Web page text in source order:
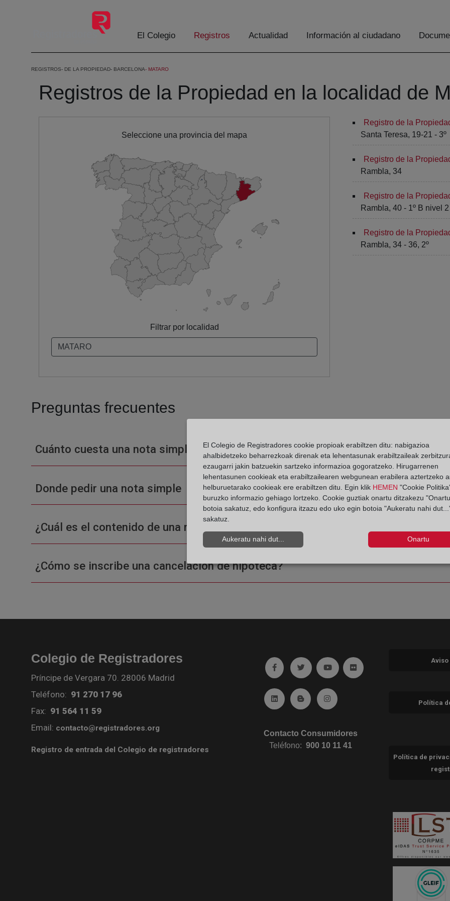
El Colegio Registros Actualidad Información al ciudadano
REGISTROS DE LA PROPIEDAD BARCELONA MATARO
Registros de la Propiedad en la localidad de
Seleccione una provincia del mapa
Filtrar por localidad
Registro de la
Santa Teresa, 19-21 - 3º
Registro de la
Rambla, 34
Registro de la
Rambla, 40 - 1º B nivel 2
Registro de la
Rambla, 34 - 36, 2º
Preguntas frecuentes
Cuánto cuesta una nota simple en un Registro de la Propiedad
Donde pedir una nota simple
¿Cuál es el contenido de una nota simple o una certificación?
¿Cómo se inscribe una cancelación de hipoteca?
Colegio de Registradores
Príncipe de Vergara 70. 28006 Madrid
Teléfono: 91 270 17 96
Fax: 91 564 11 59
Email: contacto@registradores.org
Registro de entrada del Colegio de registradores
Ir a facebook (abre en ventana nueva)
Ir a twitter (abre en ventana nueva)
Ir a YouTube (abre en ventana nueva)
Ir a Flickr (abre en ventana
Ir a Linkedin (abre en ventana nueva)
Ir al Blog (abre en ventana nueva)
Ir a Instagram (abre en ventana
Contacto Consumidores
Teléfono:900 10 11 41
Aviso
Política
Política de
El Colegio de Registradores cookie propioak erabiltzen ditu: nabigazioa
ahalbidetzeko beharrezkoak direnak eta lehentasunak erabiltzaileak
ezaugarri jakin batzuekin sartzeko informazioa gogoratzeko. Hirugarrenen
lehentasunen cookieak eta erabiltzailearen webgunean erabilera aztertzeko
helburuetarako cookieak ere erabiltzen ditu. Egin klik HEMEN "Cookie
buruzko informazio gehiago lortzeko. Cookie guztiak onartu ditzakezu
botoia sakatuz, edo konfigura itzazu edo uko egin botoia "Aukeratu nahi
sakatuz.
Aukeratu nahi dut... Onartu